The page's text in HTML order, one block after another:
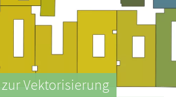
Passwort vergessen
Vektorisierung